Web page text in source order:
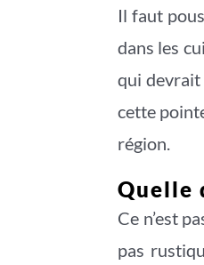
Il faut
dans les
qui devrait
cette
région.
Quelle
Ce n’est
pas